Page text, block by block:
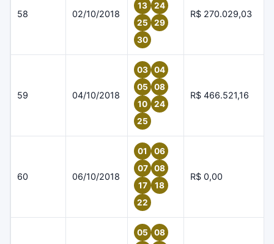
58 02/10/2018
13
24
25
29
30
R$ 270.029,03
59 04/10/2018
03
04
05
08
10
24
25
R$ 466.521,16
60 06/10/2018
01
06
07
08
17
18
22
R$ 0,00
05
08